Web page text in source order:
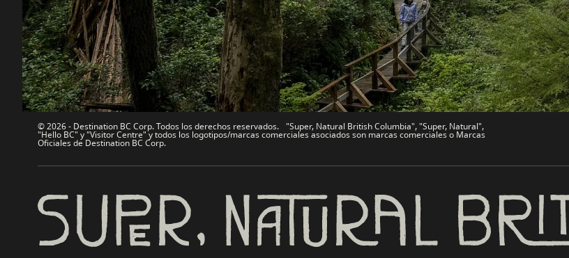
Mapa del sitio
Acerca de
Legal y Políticas
Medios
Corporativo
简体中文 – China
Trabaja en BC
Bienvenido a BC
BC Indígena
© 2026 - Destination BC Corp. Todos los derechos reservados. "Super, Natural British Columbia", "Super, Natural",
"Hello BC" y "Visitor Centre" y todos los logotipos/marcas comerciales asociados son marcas comerciales o Marcas
Oficiales de Destination BC Corp.